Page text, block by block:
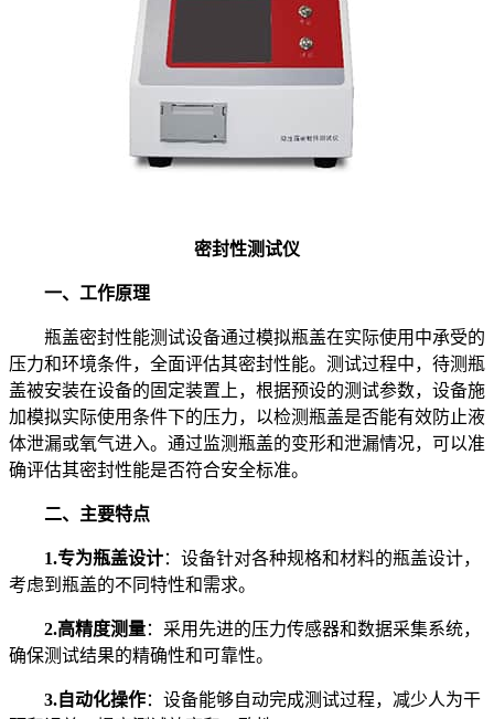
密封性测试仪
一、工作原理
瓶盖密封性能测试设备通过模拟瓶盖在实际使用中承受的
压力和环境条件，全面评估其密封性能。测试过程中，待测瓶
盖被安装在设备的固定装置上，根据预设的测试参数，设备施
加模拟实际使用条件下的压力，以检测瓶盖是否能有效防止液
体泄漏或氧气进入。通过监测瓶盖的变形和泄漏情况，可以准
确评估其密封性能是否符合安全标准。
二、主要特点
1.专为瓶盖设计：设备针对各种规格和材料的瓶盖设计，
考虑到瓶盖的不同特性和需求。
2.高精度测量：采用先进的压力传感器和数据采集系统，
确保测试结果的精确性和可靠性。
3.自动化操作：设备能够自动完成测试过程，减少人为干